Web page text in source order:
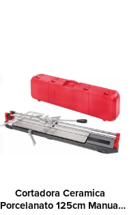
Cortadora Ceramica
Porcelanato 125cm Manual